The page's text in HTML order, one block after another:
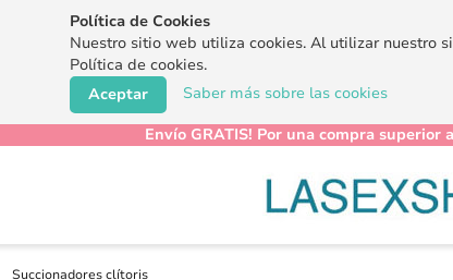
Política de Cookies
Nuestro sitio web utiliza cookies. Al utilizar nuestro
Política de cookies.
Saber más sobre las cookies
Aceptar
Envío GRATIS! Por una compra superior
Succionadores clítoris